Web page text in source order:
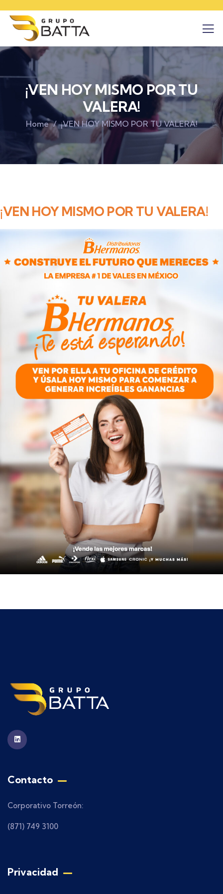
¡VEN HOY MISMO POR TU
VALERA!
Home ¡VEN HOY MISMO POR TU VALERA!
¡VEN HOY MISMO POR TU VALERA!
Contacto
Corporativo Torreón:
(871) 749 3100
Privacidad